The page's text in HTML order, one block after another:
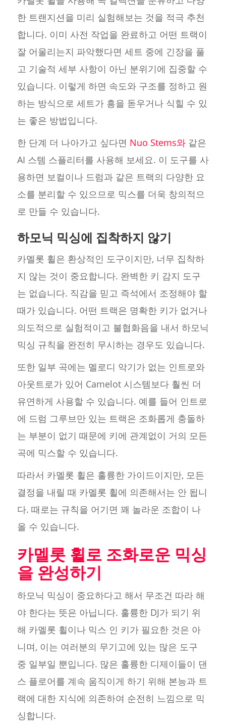
한 트랜지션을 미리 실험해보는 것을 적극 추천
합니다. 이미 사전 작업을 완료하고 어떤 트랙이
잘 어울리는지 파악했다면 세트 중에 긴장을 풀
고 기술적 세부 사항이 아닌 분위기에 집중할 수
있습니다. 이렇게 하면 속도와 구조를 정하고 원
하는 방식으로 세트가 흥을 돋우거나 식힐 수 있
는 좋은 방법입니다.
한 단계 더 나아가고 싶다면 Nuo Stems와같은
AI 스템 스플리터를 사용해 보세요. 이 도구를 사
용하면 보컬이나 드럼과 같은 트랙의 다양한 요
소를 분리할 수 있으므로 믹스를 더욱 창의적으
로 만들 수 있습니다.
하모닉 믹싱에 집착하지 않기
카멜롯 휠은 환상적인 도구이지만, 너무 집착하
지 않는 것이 중요합니다. 완벽한 키 감지 도구
는 없습니다. 직감을 믿고 즉석에서 조정해야 할
때가 있습니다. 어떤 트랙은 명확한 키가 없거나
의도적으로 실험적이고 불협화음을 내서 하모닉
믹싱 규칙을 완전히 무시하는 경우도 있습니다.
또한 일부 곡에는 멜로디 악기가 없는 인트로와
아웃트로가 있어 Camelot 시스템보다 훨씬 더
유연하게 사용할 수 있습니다. 예를 들어 인트로
에 드럼 그루브만 있는 트랙은 조화롭게 충돌하
는 부분이 없기 때문에 키에 관계없이 거의 모든
곡에 믹스할 수 있습니다.
따라서 카멜롯 휠은 훌륭한 가이드이지만, 모든
결정을 내릴 때 카멜롯 휠에 의존해서는 안 됩니
다. 때로는 규칙을 어기면 꽤 놀라운 조합이 나
올 수 있습니다.
카멜롯 휠로 조화로운 믹싱
을 완성하기
하모닉 믹싱이 중요하다고 해서 무조건 따라 해
야 한다는 뜻은 아닙니다. 훌륭한 DJ가 되기 위
해 카멜롯 휠이나 믹스 인 키가 필요한 것은 아
니며, 이는 여러분의 무기고에 있는 많은 도구
중 일부일 뿐입니다. 많은 훌륭한 디제이들이 댄
스 플로어를 계속 움직이게 하기 위해 본능과 트
랙에 대한 지식에 의존하여 순전히 느낌으로 믹
싱합니다.